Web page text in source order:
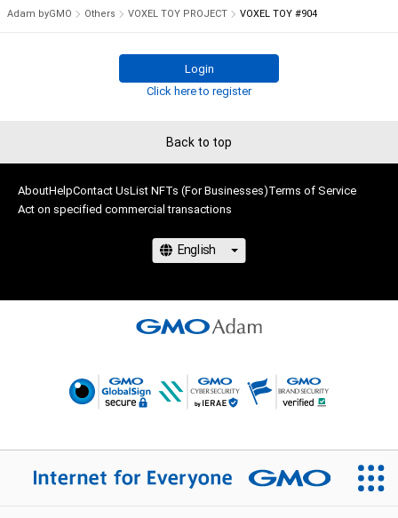
Adam byGMO Others VOXEL TOY PROJECT VOXEL TOY #904
Login
Click here to register
Back to top
AboutHelpContact UsList NFTs (For Businesses)Terms of Service
Act on specified commercial transactions